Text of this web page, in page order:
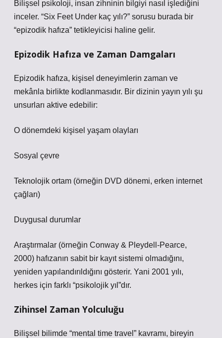
Bilişsel psikoloji, insan zihninin bilgiyi nasıl işlediğini
inceler. “Six Feet Under kaç yılı?” sorusu burada bir
“epizodik hafıza” tetikleyicisi haline gelir.
Epizodik Hafıza ve Zaman Damgaları
Epizodik hafıza, kişisel deneyimlerin zaman ve
mekânla birlikte kodlanmasıdır. Bir dizinin yayın yılı şu
unsurları aktive edebilir:
O dönemdeki kişisel yaşam olayları
Sosyal çevre
Teknolojik ortam (örneğin DVD dönemi, erken internet
çağları)
Duygusal durumlar
Araştırmalar (örneğin Conway & Pleydell-Pearce,
2000) hafızanın sabit bir kayıt sistemi olmadığını,
yeniden yapılandırıldığını gösterir. Yani 2001 yılı,
herkes için farklı “psikolojik yıl”dır.
Zihinsel Zaman Yolculuğu
Bilişsel bilimde “mental time travel” kavramı, bireyin